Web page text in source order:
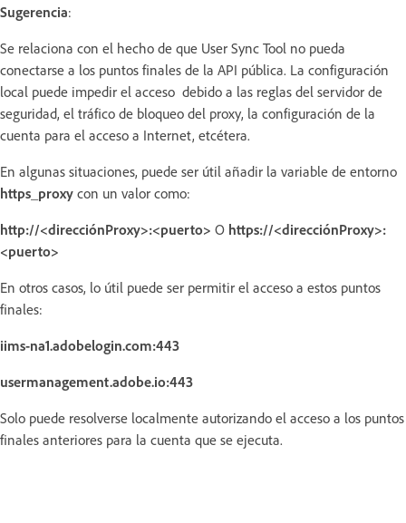
Sugerencia:
Se relaciona con el hecho de que User Sync Tool no pueda
conectarse a los puntos finales de la API pública. La configuración
local puede impedir el acceso debido a las reglas del servidor de
seguridad, el tráfico de bloqueo del proxy, la configuración de la
cuenta para el acceso a Internet, etcétera.
En algunas situaciones, puede ser útil añadir la variable de entorno
https_proxy con un valor como:
http://<direcciónProxy>:<puerto> O https://<direcciónProxy>:
<puerto>
En otros casos, lo útil puede ser permitir el acceso a estos puntos
finales:
iims-na1.adobelogin.com:443
usermanagement.adobe.io:443
Solo puede resolverse localmente autorizando el acceso a los puntos
finales anteriores para la cuenta que se ejecuta.